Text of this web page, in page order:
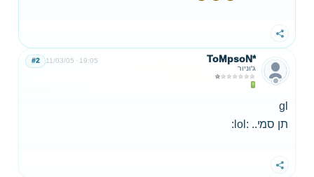
שתף
ToMpsoN*
ג'וניור
11/03/05 19:05
#2
gl
תן סמי.. :lol:
שתף